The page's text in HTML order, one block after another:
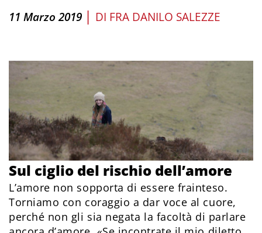
11 Marzo 2019 | DI FRA DANILO SALEZZE
Sul ciglio del rischio dell’amore
L’amore non sopporta di essere frainteso.
Torniamo con coraggio a dar voce al cuore,
perché non gli sia negata la facoltà di parlare